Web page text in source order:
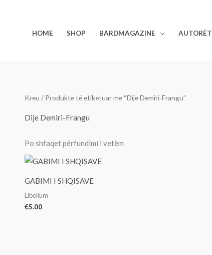
HOME SHOP BARDMAGAZINE AUTORËT
Kreu / Produkte të etiketuar me “Dije Demiri-Frangu”
Dije Demiri-Frangu
Po shfaqet përfundimi i vetëm
GABIMI I SHQISAVE
Libellum
€5.00